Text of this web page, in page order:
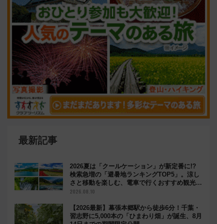
最新記事
2026夏は「クールケーション」が新定番に!?
検索急増の「避暑地ランキングTOP5」。涼し
さと移動を楽しむ、電車で行くおすすめ観光情
報も
2026.08.10
【2026最新】幕張本郷駅から徒歩6分！千葉・
習志野に5,000本の「ひまわり畑」が誕生、8月